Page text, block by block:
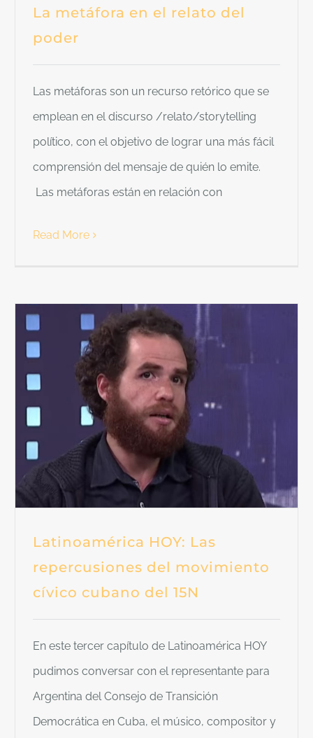
La metáfora en el relato del
poder
Las metáforas son un recurso retórico que se
emplean en el discurso /relato/storytelling
político, con el objetivo de lograr una más fácil
comprensión del mensaje de quién lo emite.
Las metáforas están en relación con
Read More
Latinoamérica HOY: Las
repercusiones del movimiento
cívico cubano del 15N
En este tercer capítulo de Latinoamérica HOY
pudimos conversar con el representante para
Argentina del Consejo de Transición
Democrática en Cuba, el músico, compositor y